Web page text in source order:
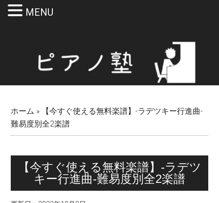
ホーム »
【今すぐ使える無料楽譜】-ラデツキー行進曲-
難易度別全2楽譜
【今すぐ使える無料楽譜】-ラデツ
キー行進曲-難易度別全2楽譜
MENU